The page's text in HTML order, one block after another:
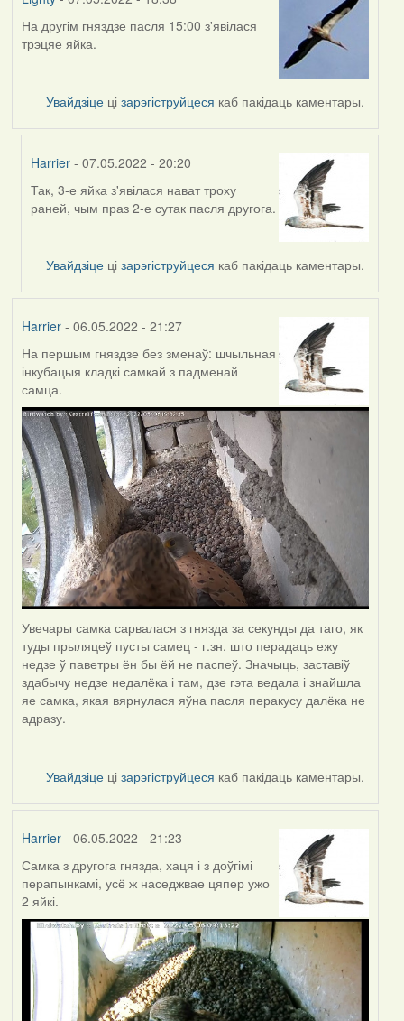
На другім гняздзе пасля 15:00 з'явілася
трэцяе яйка.
Увайдзіце цізарэгіструйцеся каб пакідаць каментары.
Harrier - 07.05.2022 - 20:20
In
reply
Lighty
Так, 3-е яйка з'явілася нават троху
раней, чым праз 2-е сутак пасля другога.
Увайдзіце цізарэгіструйцеся каб пакідаць каментары.
Harrier- 06.05.2022 - 21:27
На першым гняздзе без зменаў: шчыльная
інкубацыя кладкі самкай з падменай
самца.
Увечары самка сарвалася з гнязда за секунды да таго, як
туды прыляцеў пусты самец - г.зн. што перадаць ежу
недзе ў паветры ён бы ёй не паспеў. Значыць, заставіў
здабычу недзе недалёка і там, дзе гэта ведала і знайшла
яе самка, якая вярнулася яўна пасля перакусу далёка не
адразу.
Увайдзіце цізарэгіструйцеся каб пакідаць каментары.
Harrier- 06.05.2022 - 21:23
Самка з другога гнязда, хаця і з доўгімі
перапынкамі, усё ж наседжвае цяпер ужо
2 яйкі.